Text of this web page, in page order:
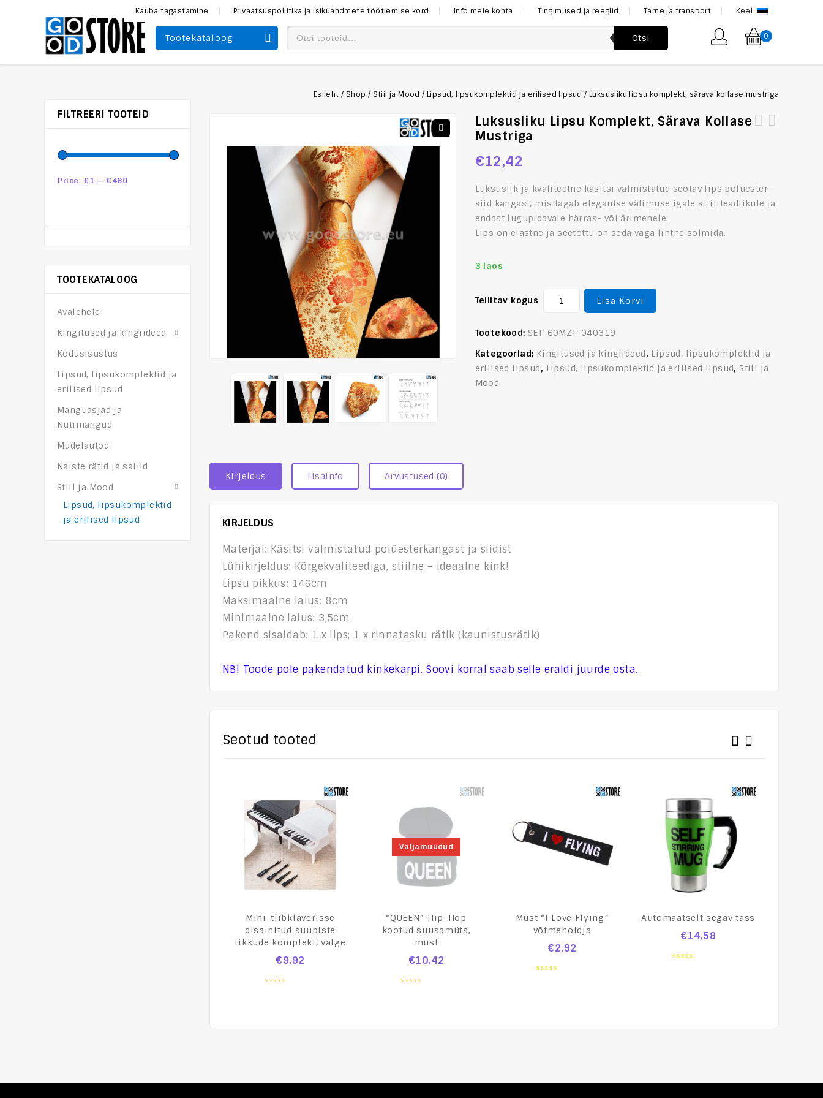
Kauba tagastamine Privaatsuspoliitika ja isikuandmete töötlemise kord Info meie kohta Tingimused ja reeglid Tarne ja transport Keel:
Tootekataloog Otsi 0
Esileht / Shop / Stiil ja Mood / Lipsud, lipsukomplektid ja erilised lipsud / Luksusliku lipsu komplekt, särava kollase mustriga
Luksusliku Lipsu Komplekt, Särava Kollase
Mustriga
€12,42
Luksuslik ja kvaliteetne käsitsi valmistatud seotav lips polüester-
siid kangast, mis tagab elegantse välimuse igale stiiliteadlikule ja
endast lugupidavale härras- või ärimehele.
Lips on elastne ja seetõttu on seda väga lihtne sõlmida.
3 laos
Tellitav kogus Lisa Korvi
Tootekood: SET-60MZT-040319
Kategooriad: Kingitused ja kingiideed, Lipsud, lipsukomplektid ja
erilised lipsud, Lipsud, lipsukomplektid ja erilised lipsud, Stiil ja
Mood
Kirjeldus Lisainfo Arvustused (0)
KIRJELDUS
Materjal: Käsitsi valmistatud polüesterkangast ja siidist
Lühikirjeldus: Kõrgekvaliteediga, stiilne – ideaalne kink!
Lipsu pikkus: 146cm
Maksimaalne laius: 8cm
Minimaalne laius: 3,5cm
Pakend sisaldab: 1 x lips; 1 x rinnatasku rätik (kaunistusrätik)
NB! Toode pole pakendatud kinkekarpi. Soovi korral saab selle eraldi juurde osta.
Seotud tooted
Mini-tiibklaverisse
disainitud suupiste
tikkude komplekt, valge
€9,92
Väljamüüdud
“QUEEN” Hip-Hop
kootud suusamüts,
must
€10,42
Must “I Love Flying”
võtmehoidja
€2,92
Automaatselt segav tass
€14,58
FILTREERI TOOTEID
Price: €1 — €480
TOOTEKATALOOG
Avalehele
Kingitused ja kingiideed
Kodusisustus
Lipsud, lipsukomplektid ja
erilised lipsud
Mänguasjad ja
Nutimängud
Mudelautod
Naiste rätid ja sallid
Stiil ja Mood
Lipsud, lipsukomplektid
ja erilised lipsud